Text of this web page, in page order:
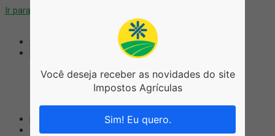
Ir para o conteúdo
Agronegócio
Tributário
Serviços
Você deseja receber as novidades do site
Impostos Agrículas
Sim! Eu quero.